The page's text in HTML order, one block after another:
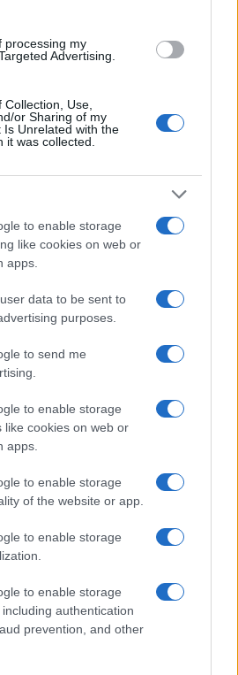
processing my
Advertising.
Use,
or Sharing of my
Is Unrelated with the
it was collected.
to enable storage
like cookies on web or
apps.
data to be sent to
purposes.
to send me
to enable storage
like cookies on web or
apps.
to enable storage
of the website or app.
to enable storage
to enable storage
authentication
prevention, and other
le pubblicità nazionali?
soli € 1,10 al mese
andando nella
Cala Coticcio
le tue segnalazioni,